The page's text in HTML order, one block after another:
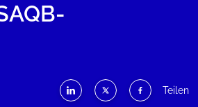
Teilen